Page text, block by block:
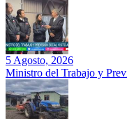
5 Agosto, 2026
Ministro del Trabajo y